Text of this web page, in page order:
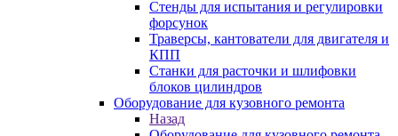
Стенды для испытания и регулировки
форсунок
Траверсы, кантователи для двигателя и
КПП
Станки для расточки и шлифовки
блоков цилиндров
Оборудование для кузовного ремонта
Назад